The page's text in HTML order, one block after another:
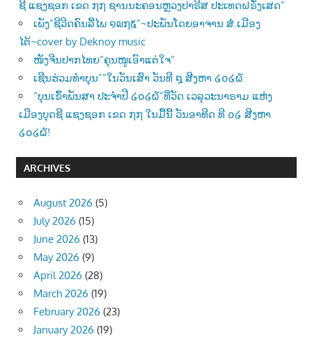
ຊີ ແຊງຊອກ ເຂດ ໗໗ ຊານນະຄອນຫຼວງປາຣີສ ປະເທດຝຣັ່ງເສດ”
ເພັງ”ຊີວີດຄົນລີ້ໄພ ໑໙໗໕”~ປະພັນໂດຍອາຈານ ສໍ.ເມືອງ
ໄຕ້~cover by Deknoy music
ໜັງຈີນປາກໄທຍ”ຄຸນໜູເອົາແຕ່ໃຈ”
ເຊີນຮ່ວມທຳບຸນ””ໃນວັນເສົາ ວັນທີ ໘ ສີງຫາ ໒໐໒໖
“ບຸນເຂົ້າພັນສາ ປະຈຳປີ ໒໐໒໖”ທີ່ວັດ ເວລຸວະນາຣາມ ແຫ່ງ
ເມືອງບຸດຊີ ແຊງຊອກ ເຂດ ໗໗ ໃນມື້ນີ້ ວັນອາທີດ ທີ ໐໒ ສີງຫາ
໒໐໒໖!
ARCHIVES
August 2026 (5)
July 2026 (15)
June 2026 (13)
May 2026 (9)
April 2026 (28)
March 2026 (19)
February 2026 (23)
January 2026 (19)